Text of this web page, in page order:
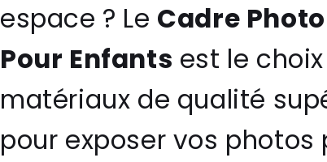
espace ? Le Cadre
Pour Enfants est le
matériaux de qualité
pour exposer vos